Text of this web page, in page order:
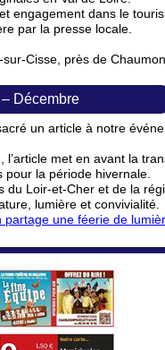
engagement dans le
par la presse locale.
Cisse, près de
Décembre
un article à notre
met en avant la
la période hivernale.
Loir-et-Cher et de la
lumière et convivialité.
partage une féerie de